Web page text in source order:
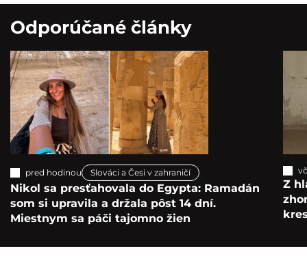
Odporúčané články
pred hodinou Slováci a Česi v zahraničí
Nikol sa presťahovala do Egypta: Ramadán
som si upravila a držala pôst 14 dní.
Miestnym sa páči tajomno žien
Z